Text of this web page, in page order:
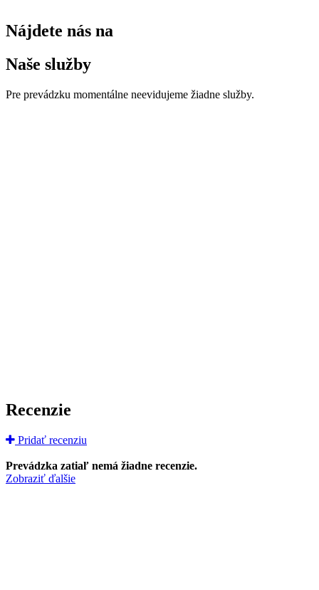
Nájdete nás na
Naše služby
Pre prevádzku momentálne neevidujeme žiadne služby.
Recenzie
Pridať recenziu
Prevádzka zatiaľ nemá žiadne recenzie.
Zobraziť ďalšie